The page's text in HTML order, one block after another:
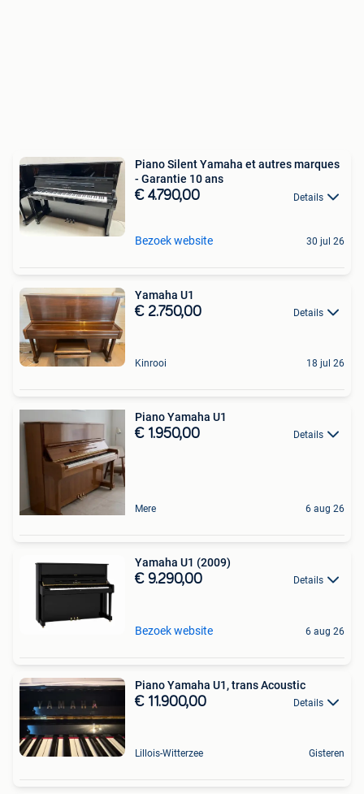
Piano Silent Yamaha et autres marques
- Garantie 10 ans
€ 4.790,00 Details
Bezoek website 30 jul 26
Yamaha U1
€ 2.750,00 Details
Kinrooi 18 jul 26
Piano Yamaha U1
€ 1.950,00 Details
Mere 6 aug 26
Yamaha U1 (2009)
€ 9.290,00 Details
Bezoek website 6 aug 26
Piano Yamaha U1, trans Acoustic
€ 11.900,00 Details
Lillois-Witterzee Gisteren